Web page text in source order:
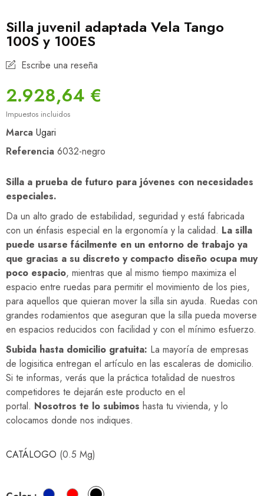
Silla juvenil adaptada Vela Tango
100S y 100ES
Escribe una reseña
2.928,64 €
Impuestos incluidos
Marca Ugari
Referencia 6032-negro
Silla a prueba de futuro para jóvenes con necesidades
especiales.
Da un alto grado de estabilidad, seguridad y está fabricada
con un énfasis especial en la ergonomía y la calidad. La silla
puede usarse fácilmente en un entorno de trabajo ya
que gracias a su discreto y compacto diseño ocupa muy
poco espacio, mientras que al mismo tiempo maximiza el
espacio entre ruedas para permitir el movimiento de los pies,
para aquellos que quieran mover la silla sin ayuda. Ruedas con
grandes rodamientos que aseguran que la silla pueda moverse
en espacios reducidos con facilidad y con el mínimo esfuerzo.
Subida hasta domicilio gratuita: La mayoría de empresas
de logisitica entregan el artículo en las escaleras de domicilio.
Si te informas, verás que la práctica totalidad de nuestros
competidores te dejarán este producto en el
portal. Nosotros te lo subimos hasta tu vivienda, y lo
colocamos donde nos indiques.
CATÁLOGO (0.5 Mg)